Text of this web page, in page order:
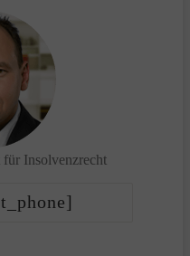
Insolvenzrecht